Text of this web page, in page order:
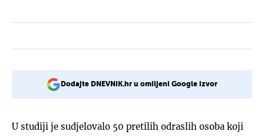
Dodajte DNEVNIK.hr u omiljeni Google izvor
U studiji je sudjelovalo 50 pretilih odraslih osoba koji